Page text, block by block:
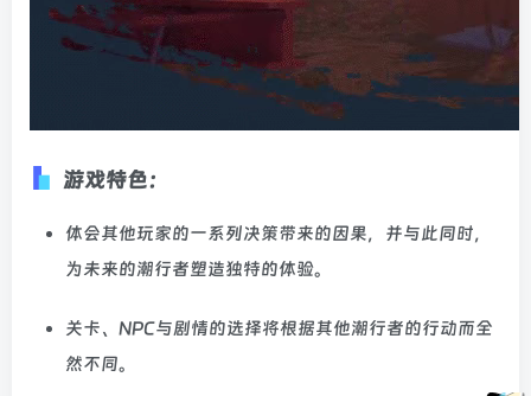
游戏特色：
体会其他玩家的一系列决策带来的因果，并与此同时，
为未来的潮行者塑造独特的体验。
关卡、NPC与剧情的选择将根据其他潮行者的行动而全
然不同。